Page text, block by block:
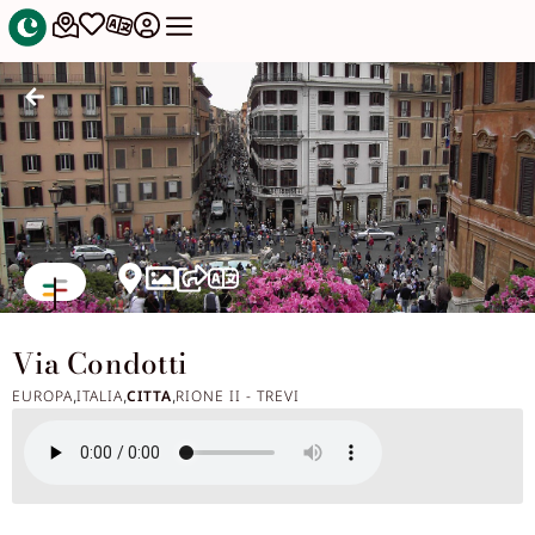
Via Condotti
EUROPA,ITALIA,CITTA,RIONE II - TREVI